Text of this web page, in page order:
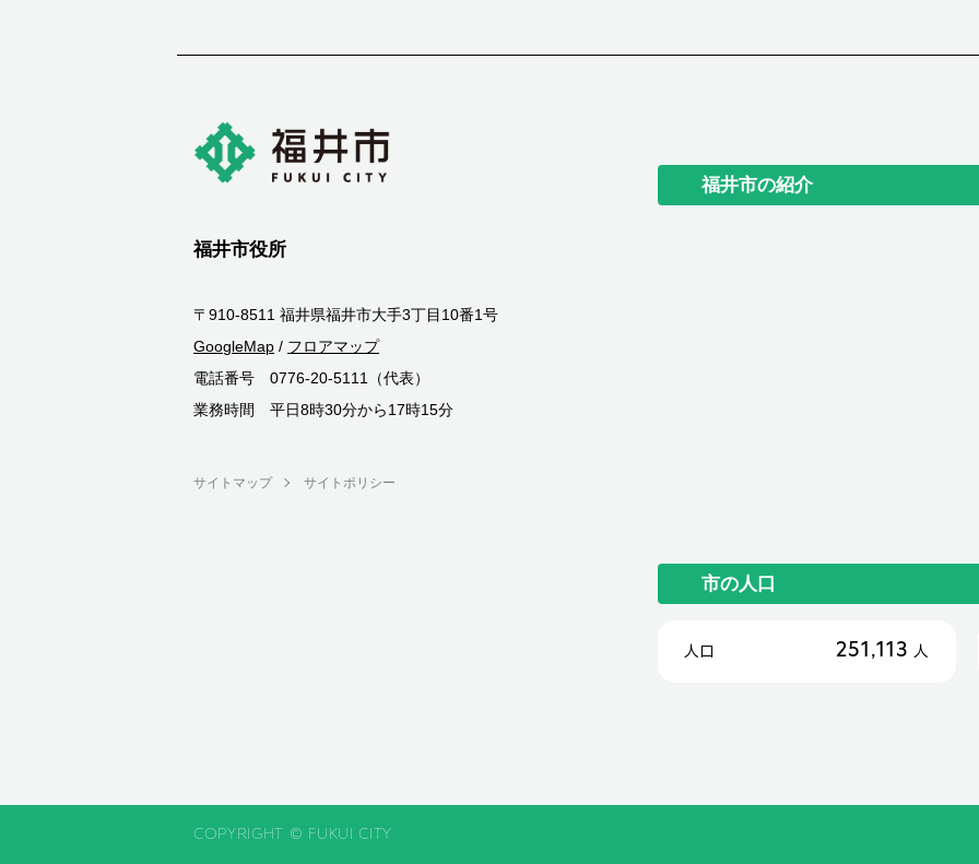
福井市役所
〒910-8511 福井県福井市大手3丁目10番1号
GoogleMap / フロアマップ
電話番号 0776-20-5111（代表）
業務時間 平日8時30分から17時15分
サイトマップ サイトポリシー
福井市の紹介
市の人口
人口 251,113 人
COPYRIGHT © FUKUI CITY